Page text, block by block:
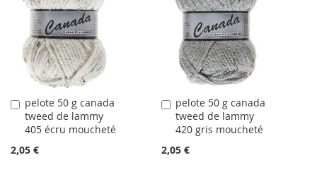
LISTE
D'ACHATS
LISTE
D'ACHATS
pelote 50 g canada
tweed de lammy
405 écru moucheté
2,05 €
Ajouter
au
panier
pelote 50 g canada
tweed de lammy
420 gris moucheté
2,05 €
Ajouter
au
panier